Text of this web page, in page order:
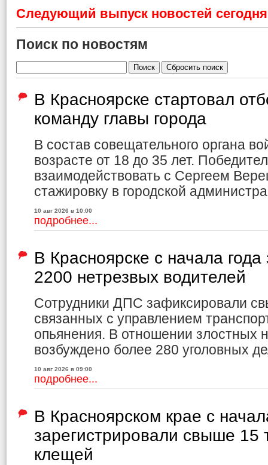
Cледующий выпуск новостей
Поиск по новостям
В Красноярске стартовал
команду главы города
В состав совещательного органа
возрасте от 18 до 35 лет.
взаимодействовать с Сергеем
стажировку в городской
10 авг 2026 в 10:00
подробнее...
В Красноярске с начала
2200 нетрезвых водителей
Сотрудники ДПС зафиксировали
связанных с управлением
опьянения. В отношении злостных
возбуждено более 280 уголовных
10 авг 2026 в 09:00
подробнее...
В Красноярском крае с
зарегистрировали свыше 15
клещей